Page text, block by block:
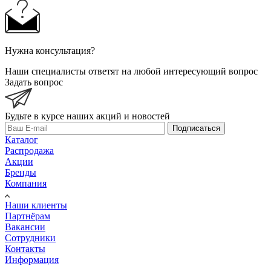
Нужна консультация?
Наши специалисты ответят на любой интересующий вопрос
Задать вопрос
Будьте в курсе наших акций и новостей
Подписаться
Каталог
Распродажа
Акции
Бренды
Компания
Наши клиенты
Партнёрам
Вакансии
Сотрудники
Контакты
Информация